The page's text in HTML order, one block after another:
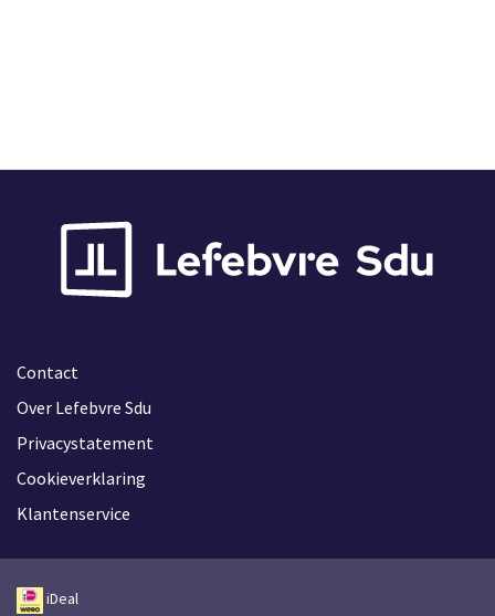
Contact
Over Lefebvre Sdu
Privacystatement
Cookieverklaring
Klantenservice
iDeal